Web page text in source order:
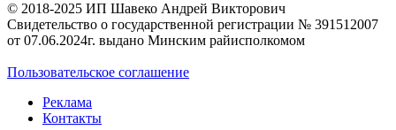
© 2018-2025 ИП Шавеко Андрей Викторович
Свидетельство о государственной регистрации № 391512007
от 07.06.2024г. выдано Минским райисполкомом
Пользовательское соглашение
Реклама
Контакты